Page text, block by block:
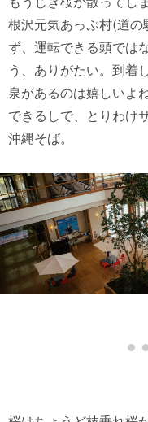
根沢元気あっぷ村(道
ず、運転できる頭では
う、ありがたい。到着
泉があるのは嬉しいよ
できるしで、とりわけ
沖縄そば。